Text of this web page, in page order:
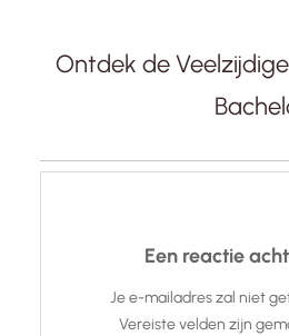
Ontdek de
Een reactie
Je e-mailadres zal niet
Vereiste velden zijn